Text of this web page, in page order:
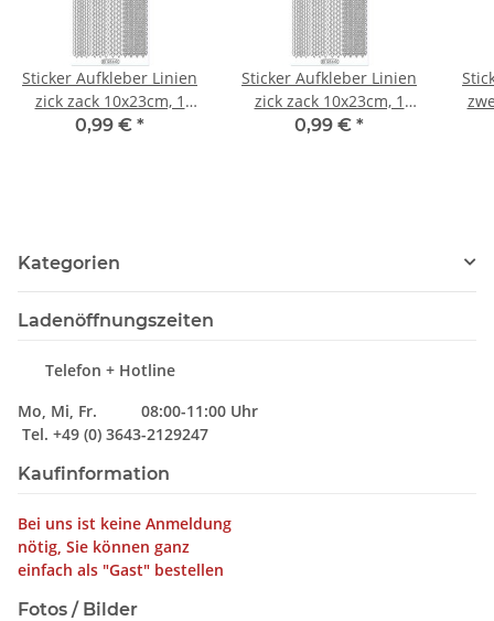
Sticker Aufkleber Linien
zick zack 10x23cm, 1
Stück silber
0,99 € *
Sticker Aufkleber Linien
zick zack 10x23cm, 1
Stück gold
0,99 € *
Kategorien
Ladenöffnungszeiten
Telefon + Hotline
Mo, Mi, Fr. 08:00-11:00 Uhr
Tel. +49 (0) 3643-2129247
Kaufinformation
Bei uns ist keine Anmeldung
nötig, Sie können ganz
einfach als "Gast" bestellen
Fotos / Bilder